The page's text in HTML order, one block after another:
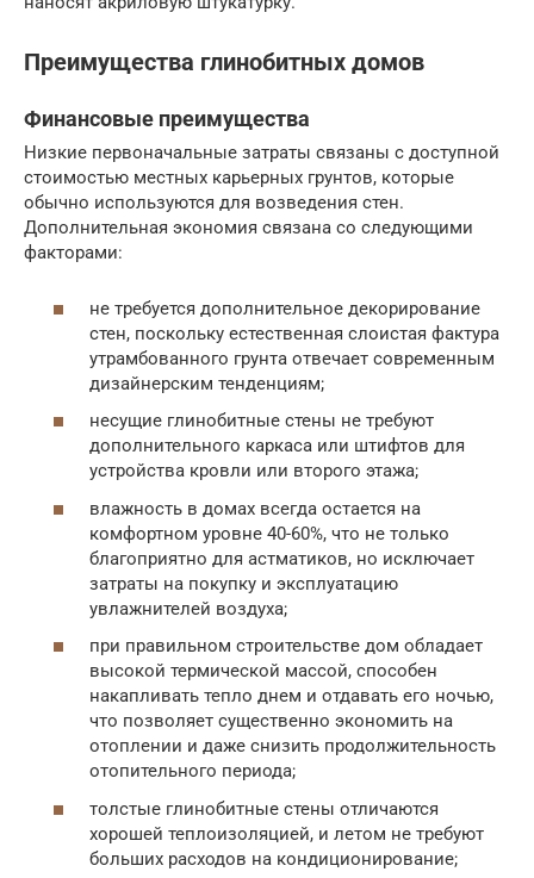
Преимущества глинобитных домов
Финансовые преимущества
Низкие первоначальные затраты связаны с доступной
стоимостью местных карьерных грунтов, которые
обычно используются для возведения стен.
Дополнительная экономия связана со следующими
факторами:
не требуется дополнительное декорирование
стен, поскольку естественная слоистая фактура
утрамбованного грунта отвечает современным
дизайнерским тенденциям;
несущие глинобитные стены не требуют
дополнительного каркаса или штифтов для
устройства кровли или второго этажа;
влажность в домах всегда остается на
комфортном уровне 40-60%, что не только
благоприятно для астматиков, но исключает
затраты на покупку и эксплуатацию
увлажнителей воздуха;
при правильном строительстве дом обладает
высокой термической массой, способен
накапливать тепло днем и отдавать его ночью,
что позволяет существенно экономить на
отоплении и даже снизить продолжительность
отопительного периода;
толстые глинобитные стены отличаются
хорошей теплоизоляцией, и летом не требуют
больших расходов на кондиционирование;